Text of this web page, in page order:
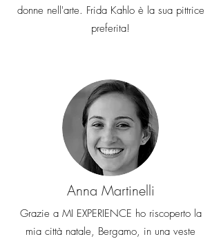
donne nell'arte. Frida Kahlo è la sua pittrice
preferita!
Anna Martinelli
Grazie a MI EXPERIENCE ho riscoperto la
mia città natale, Bergamo, in una veste